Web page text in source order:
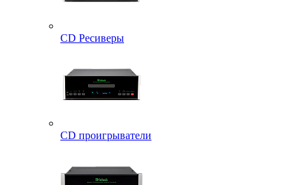
CD Ресиверы
CD проигрыватели